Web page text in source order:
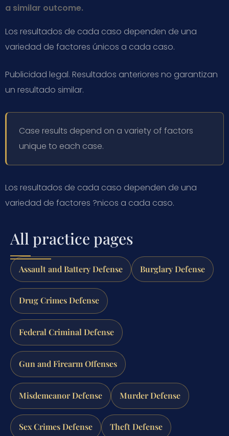
a similar outcome.
Los resultados de cada caso dependen de una
variedad de factores únicos a cada caso.
Publicidad legal. Resultados anteriores no garantizan
un resultado similar.
Case results depend on a variety of factors
unique to each case.
Los resultados de cada caso dependen de una
variedad de factores ?nicos a cada caso.
All practice pages
Assault and Battery Defense Burglary Defense
Drug Crimes Defense
Federal Criminal Defense
Gun and Firearm Offenses
Misdemeanor Defense Murder Defense
Sex Crimes Defense Theft Defense